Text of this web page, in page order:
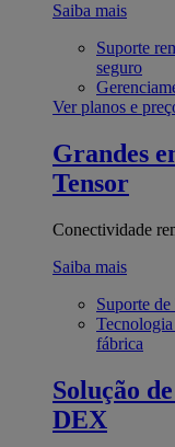
Saiba mais
Suporte
seguro
Ver planos e
Grandes
Tensor
Conectividade
Saiba mais
Suporte
fábrica
Solução
DEX